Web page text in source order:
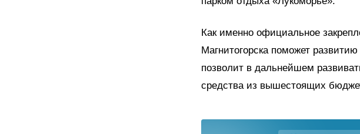
Как именно официальное
Магнитогорска поможет
позволит в дальнейшем
средства из вышестоящих